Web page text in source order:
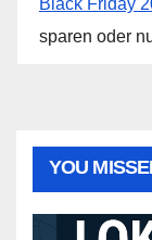
sparen oder
YOU